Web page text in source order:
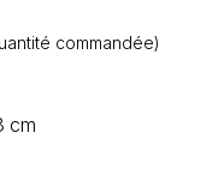
commandée)
cm